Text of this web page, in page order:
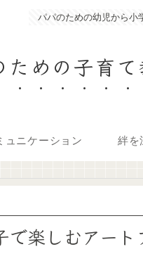
パパのための幼児から小
ための子育
ュニケーション 絆を
楽しむアート